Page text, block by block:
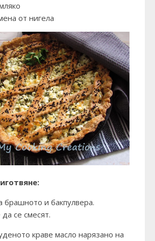
от нигела
брашното и бакпулвера.
се смесят.
краве масло нарязано на